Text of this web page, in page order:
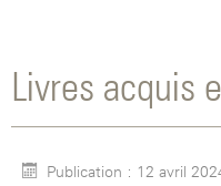
Livres acquis
Publication : 12 avril